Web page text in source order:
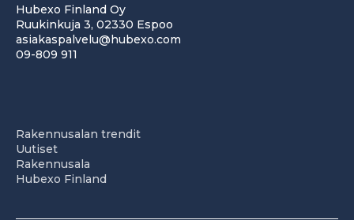
Hubexo Finland Oy
Ruukinkuja 3, 02330 Espoo
asiakaspalvelu@hubexo.com
09-809 911
Rakennusalan trendit
Uutiset
Rakennusala
Hubexo Finland